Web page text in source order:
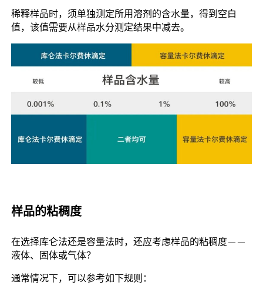
稀释样品时，须单独测定所用溶剂的含水量，得到空白
值，该值需要从样品水分测定结果中减去。
样品的粘稠度
在选择库仑法还是容量法时，还应考虑样品的粘稠度——
液体、固体或气体？
通常情况下，可以参考如下规则：